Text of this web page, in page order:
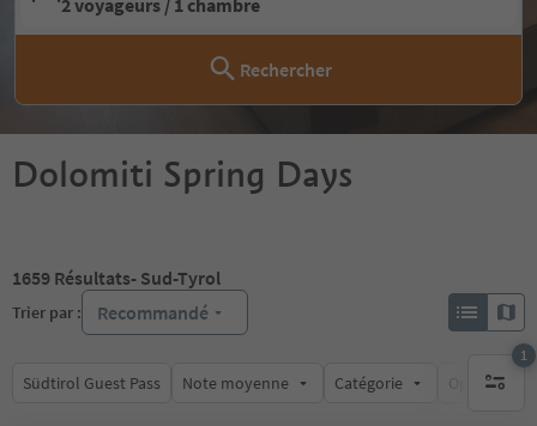
2 voyageurs / 1 chambre
Rechercher
Dolomiti Spring Days
1659 Résultats- Sud-Tyrol
Trier par : Recommandé
Südtirol Guest Pass Note moyenne Catégorie Options de
1
1 filtre